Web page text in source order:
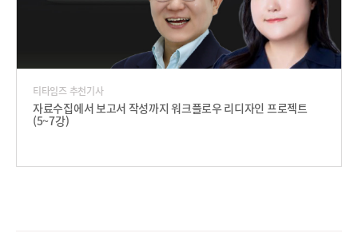
티타임즈 추천기사
자료수집에서 보고서 작성까지 워크플로우 리디자인 프로젝트
(5~7강)